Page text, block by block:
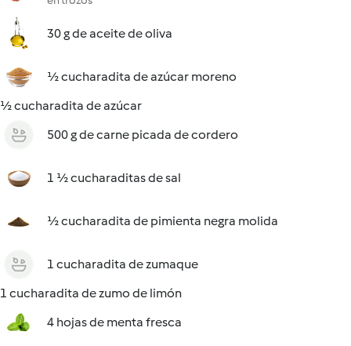
30 g de aceite de oliva
½ cucharadita de azúcar moreno
½ cucharadita de azúcar
500 g de carne picada de cordero
1 ½ cucharaditas de sal
½ cucharadita de pimienta negra molida
1 cucharadita de zumaque
1 cucharadita de zumo de limón
4 hojas de menta fresca